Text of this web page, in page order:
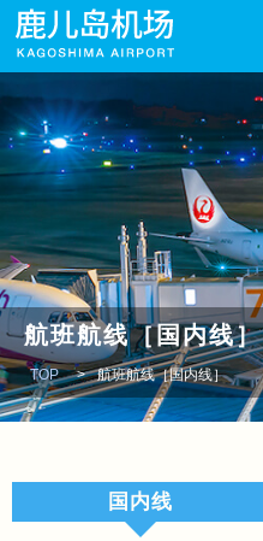
航班航线［国内线］
TOP 航班航线［国内线］
国内线